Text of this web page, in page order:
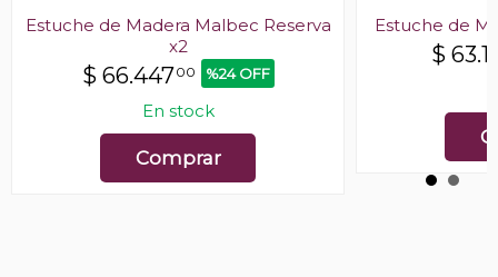
Estuche de Madera Malbec Reserva
x2
$ 66.44700 %24 OFF
En stock
Comprar
Estuche de
$